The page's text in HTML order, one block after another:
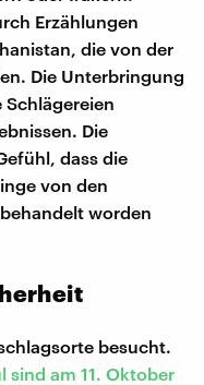
Erzählungen
die von der
Die Unterbringung
Die
dass die
von den
worden
besucht.
sind am 11. Oktober